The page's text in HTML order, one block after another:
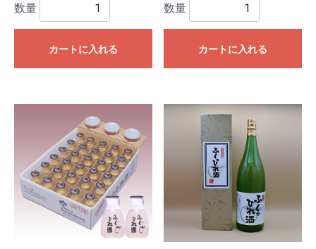
数量
カートに入れる
数量
カートに入れる